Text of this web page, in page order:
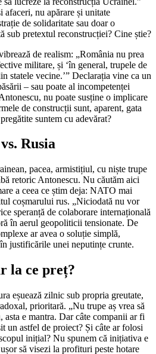
nu apărare și unitate
de solidaritate sau doar o
sub pretextul reconstrucției? Cine știe?
de realism: „România nu prea
militare, și ‘în general, trupele de
statele vecine.’” Declarația vine ca un
– sau poate al incompetenței
nu poate susține o implicare
de construcții sunt, aparent, gata
suntem cu adevărat?
Rusia
pacea, armistițiul, cu niște trupe
retoric Antonescu. Nu căutăm aici
a ceea ce știm deja: NATO mai
coșmarului rus. „Niciodată nu vor
speranță de colaborare internațională
în aerul geopoliticii tensionate. De
ar avea o soluție simplă,
justificările unei neputințe crunte.
la ce preț?
eșuează zilnic sub propria greutate,
prioritară. „Nu trupe aș vrea să
e mantra. Dar câte companii ar fi
un astfel de proiect? Și câte ar folosi
inițial? Nu spunem că inițiativa e
să visezi la profituri peste hotare